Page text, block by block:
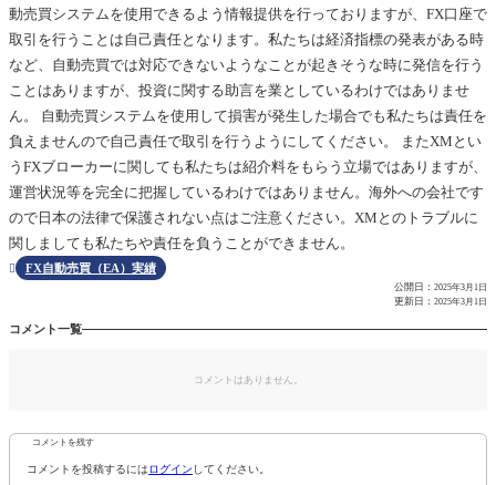
動売買システムを使用できるよう情報提供を行っておりますが、FX口座で
取引を行うことは自己責任となります。私たちは経済指標の発表がある時
など、自動売買では対応できないようなことが起きそうな時に発信を行う
ことはありますが、投資に関する助言を業としているわけではありませ
ん。 自動売買システムを使用して損害が発生した場合でも私たちは責任を
負えませんので自己責任で取引を行うようにしてください。 またXMとい
うFXブローカーに関しても私たちは紹介料をもらう立場ではありますが、
運営状況等を完全に把握しているわけではありません。海外への会社です
ので日本の法律で保護されない点はご注意ください。XMとのトラブルに
関しましても私たちや責任を負うことができません。
 FX自動売買（EA）実績
公開日： 2025年3月1日
更新日： 2025年3月1日
コメント一覧
コメントはありません。
コメントを残す
コメントを投稿するには ログイン してください。